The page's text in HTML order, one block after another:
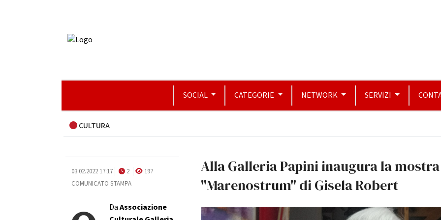
SOCIAL CATEGORIE NETWORK SERVIZI
CULTURA
03.02.2022 17:17 2
197
COMUNICATO STAMPA
DaAssociazione
Alla Galleria Papini inaugura la mostra
"Marenostrum" di Gisela Robert